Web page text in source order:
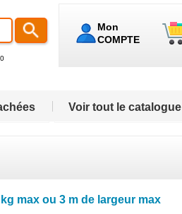
Mon
COMPTE
Voir tout le catalogue
max ou 3 m de largeur max